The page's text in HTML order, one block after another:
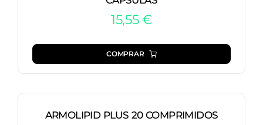
15,55€
COMPRAR
ARMOLIPID PLUS 20 COMPRIMIDOS